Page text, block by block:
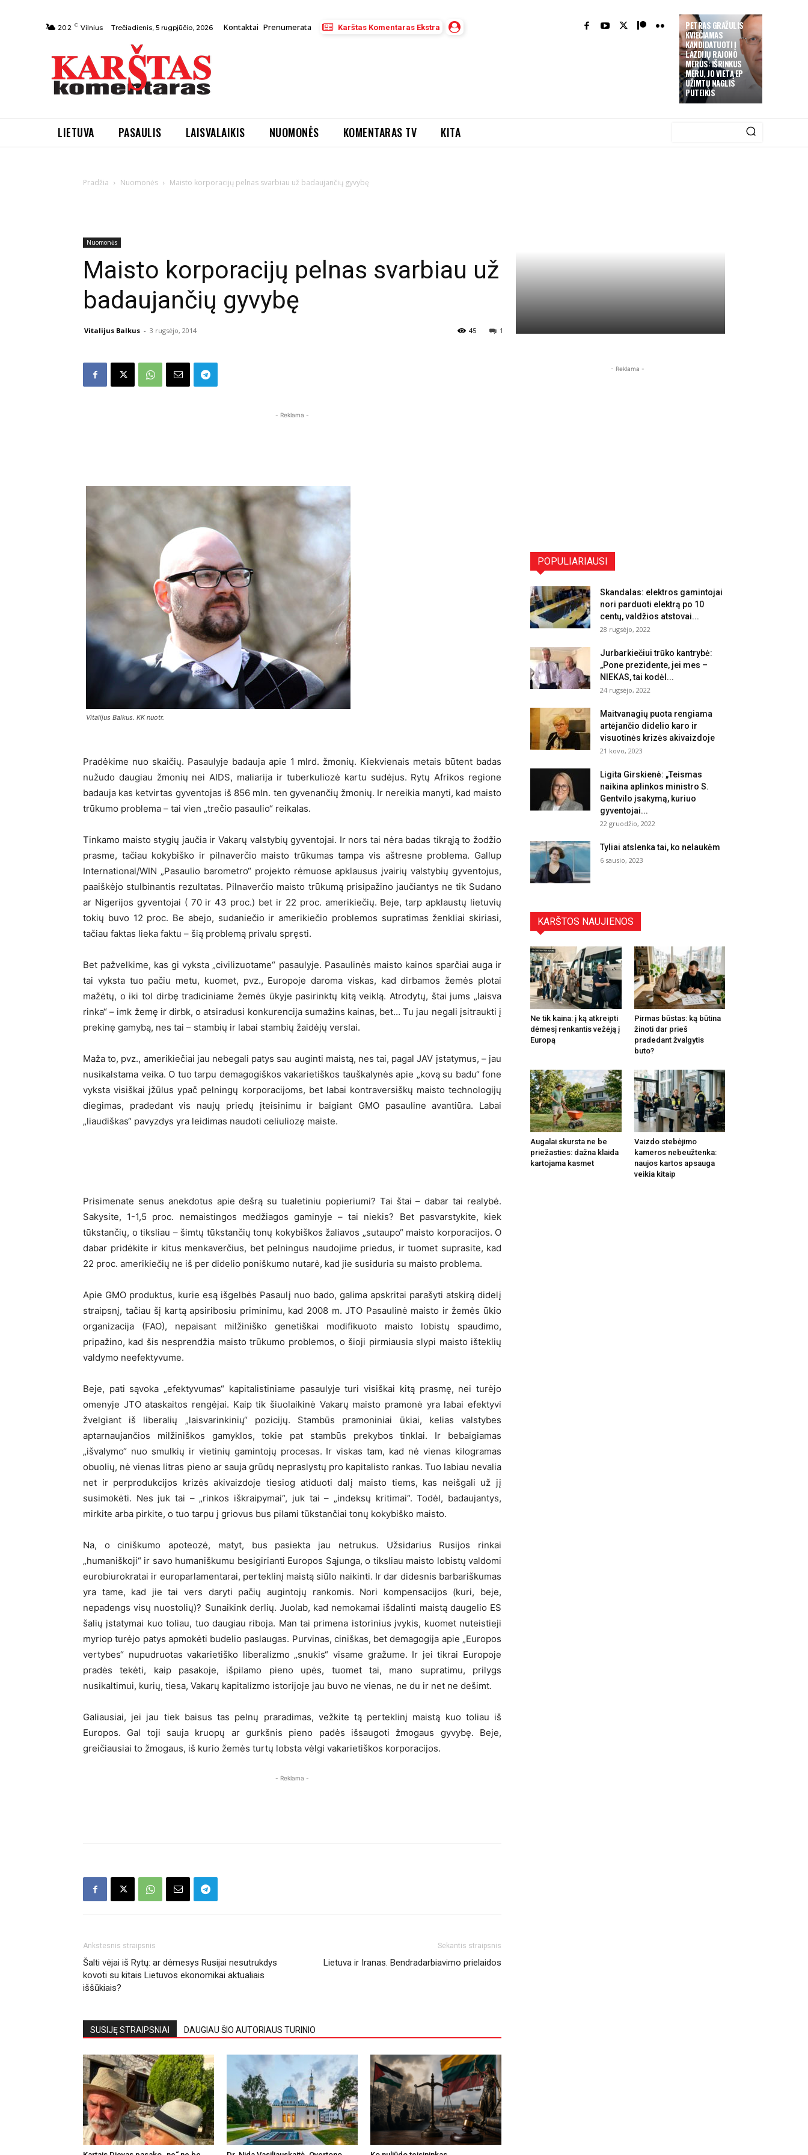
PETRAS GRAŽULIS
KVIEČIAMAS
KANDIDATUOTI Į
LAZDIJŲ RAJONO
MERUS: IŠRINKUS
MERU, JO VIETĄ EP
UŽIMTŲ NAGLIS
PUTEIKIS
20.2 C Vilnius Trečiadienis, 5 rugpjūčio, 2026 Kontaktai Prenumerata Karštas Komentaras Ekstra
LIETUVA PASAULIS LAISVALAIKIS NUOMONĖS KOMENTARAS TV KITA
Pradžia Nuomonės Maisto korporacijų pelnas svarbiau už badaujančių gyvybę
Nuomonės
Maisto korporacijų pelnas svarbiau už
badaujančių gyvybę
Vitalijus Balkus - 3 rugsėjo, 2014 1
45
- Reklama -
Vitalijus Balkus. KK nuotr.
Pradėkime nuo skaičių. Pasaulyje badauja apie 1 mlrd. žmonių. Kiekvienais metais būtent badas
nužudo daugiau žmonių nei AIDS, maliarija ir tuberkuliozė kartu sudėjus. Rytų Afrikos regione
badauja kas ketvirtas gyventojas iš 856 mln. ten gyvenančių žmonių. Ir nereikia manyti, kad maisto
trūkumo problema – tai vien „trečio pasaulio“ reikalas.
Tinkamo maisto stygių jaučia ir Vakarų valstybių gyventojai. Ir nors tai nėra badas tikrąją to žodžio
prasme, tačiau kokybiško ir pilnaverčio maisto trūkumas tampa vis aštresne problema. Gallup
International/WIN „Pasaulio barometro“ projekto rėmuose apklausus įvairių valstybių gyventojus,
paaiškėjo stulbinantis rezultatas. Pilnaverčio maisto trūkumą prisipažino jaučiantys ne tik Sudano
ar Nigerijos gyventojai ( 70 ir 43 proc.) bet ir 22 proc. amerikiečių. Beje, tarp apklaustų lietuvių
tokių buvo 12 proc. Be abejo, sudaniečio ir amerikiečio problemos supratimas ženkliai skiriasi,
tačiau faktas lieka faktu – šią problemą privalu spręsti.
Bet pažvelkime, kas gi vyksta „civilizuotame“ pasaulyje. Pasaulinės maisto kainos sparčiai auga ir
tai vyksta tuo pačiu metu, kuomet, pvz., Europoje daroma viskas, kad dirbamos žemės plotai
mažėtų, o iki tol dirbę tradiciniame žemės ūkyje pasirinktų kitą veiklą. Atrodytų, štai jums „laisva
rinka“ – imk žemę ir dirbk, o atsiradusi konkurencija sumažins kainas, bet… Tu jau negali įsitraukti į
prekinę gamybą, nes tai – stambių ir labai stambių žaidėjų verslai.
Maža to, pvz., amerikiečiai jau nebegali patys sau auginti maistą, nes tai, pagal JAV įstatymus, – jau
nusikalstama veika. O tuo tarpu demagogiškos vakarietiškos tauškalynės apie „kovą su badu“ fone
vyksta visiškai įžūlus ypač pelningų korporacijoms, bet labai kontraversiškų maisto technologijų
diegimas, pradedant vis naujų priedų įteisinimu ir baigiant GMO pasauline avantiūra. Labai
„liaudiškas“ pavyzdys yra leidimas naudoti celiuliozę maiste.
Prisimenate senus anekdotus apie dešrą su tualetiniu popieriumi? Tai štai – dabar tai realybė.
Sakysite, 1-1,5 proc. nemaistingos medžiagos gaminyje – tai niekis? Bet pasvarstykite, kiek
tūkstančių, o tiksliau – šimtų tūkstančių tonų kokybiškos žaliavos „sutaupo“ maisto korporacijos. O
dabar pridėkite ir kitus menkaverčius, bet pelningus naudojime priedus, ir tuomet suprasite, kad
22 proc. amerikiečių ne iš per didelio poniškumo nutarė, kad jie susiduria su maisto problema.
Apie GMO produktus, kurie esą išgelbės Pasaulį nuo bado, galima apskritai parašyti atskirą didelį
straipsnį, tačiau šį kartą apsiribosiu priminimu, kad 2008 m. JTO Pasaulinė maisto ir žemės ūkio
organizacija (FAO), nepaisant milžiniško genetiškai modifikuoto maisto lobistų spaudimo,
pripažino, kad šis nesprendžia maisto trūkumo problemos, o šioji pirmiausia slypi maisto išteklių
valdymo neefektyvume.
Beje, pati sąvoka „efektyvumas“ kapitalistiniame pasaulyje turi visiškai kitą prasmę, nei turėjo
omenyje JTO ataskaitos rengėjai. Kaip tik šiuolaikinė Vakarų maisto pramonė yra labai efektyvi
žvelgiant iš liberalių „laisvarinkinių“ pozicijų. Stambūs pramoniniai ūkiai, kelias valstybes
aptarnaujančios milžiniškos gamyklos, tokie pat stambūs prekybos tinklai. Ir bebaigiamas
„išvalymo“ nuo smulkių ir vietinių gamintojų procesas. Ir viskas tam, kad nė vienas kilogramas
obuolių, nė vienas litras pieno ar sauja grūdų nepraslystų pro kapitalisto rankas. Tuo labiau nevalia
net ir perprodukcijos krizės akivaizdoje tiesiog atiduoti dalį maisto tiems, kas neišgali už jį
susimokėti. Nes juk tai – „rinkos iškraipymai“, juk tai – „indeksų kritimai“. Todėl, badaujantys,
mirkite arba pirkite, o tuo tarpu į griovus bus pilami tūkstančiai tonų kokybiško maisto.
Na, o ciniškumo apoteozė, matyt, bus pasiekta jau netrukus. Užsidarius Rusijos rinkai
„humaniškoji“ ir savo humaniškumu besigirianti Europos Sąjunga, o tiksliau maisto lobistų valdomi
eurobiurokratai ir europarlamentarai, perteklinį maistą siūlo naikinti. Ir dar didesnis barbariškumas
yra tame, kad jie tai vers daryti pačių augintojų rankomis. Nori kompensacijos (kuri, beje,
nepadengs visų nuostolių)? Sunaikink derlių. Juolab, kad nemokamai išdalinti maistą daugelio ES
šalių įstatymai kuo toliau, tuo daugiau riboja. Man tai primena istorinius įvykis, kuomet nuteistieji
myriop turėjo patys apmokėti budelio paslaugas. Purvinas, ciniškas, bet demagogija apie „Europos
vertybes“ nupudruotas vakarietiško liberalizmo „snukis“ visame gražume. Ir jei tikrai Europoje
pradės tekėti, kaip pasakoje, išpilamo pieno upės, tuomet tai, mano supratimu, prilygs
nusikaltimui, kurių, tiesa, Vakarų kapitalizmo istorijoje jau buvo ne vienas, ne du ir net ne dešimt.
Galiausiai, jei jau tiek baisus tas pelnų praradimas, vežkite tą perteklinį maistą kuo toliau iš
Europos. Gal toji sauja kruopų ar gurkšnis pieno padės išsaugoti žmogaus gyvybę. Beje,
greičiausiai to žmogaus, iš kurio žemės turtų lobsta vėlgi vakarietiškos korporacijos.
- Reklama -
Ankstesnis straipsnis
Šalti vėjai iš Rytų: ar dėmesys Rusijai nesutrukdys
kovoti su kitais Lietuvos ekonomikai aktualiais
iššūkiais?
Sekantis straipsnis
Lietuva ir Iranas. Bendradarbiavimo prielaidos
SUSIJĘ STRAIPSNIAI DAUGIAU ŠIO AUTORIAUS TURINIO
- Reklama -
POPULIARIAUSI
Skandalas: elektros gamintojai
nori parduoti elektrą po 10
centų, valdžios atstovai...
28 rugsėjo, 2022
Jurbarkiečiui trūko kantrybė:
„Pone prezidente, jei mes –
NIEKAS, tai kodėl...
24 rugsėjo, 2022
Maitvanagių puota rengiama
artėjančio didelio karo ir
visuotinės krizės akivaizdoje
21 kovo, 2023
Ligita Girskienė: „Teismas
naikina aplinkos ministro S.
Gentvilo įsakymą, kuriuo
gyventojai...
22 gruodžio, 2022
Tyliai atslenka tai, ko nelaukėm
6 sausio, 2023
KARŠTOS NAUJIENOS
Ne tik kaina: į ką atkreipti
dėmesį renkantis vežėją į
Europą
Pirmas būstas: ką būtina
žinoti dar prieš
pradedant žvalgytis
buto?
Augalai skursta ne be
priežasties: dažna klaida
kartojama kasmet
Vaizdo stebėjimo
kameros nebeužtenka:
naujos kartos apsauga
veikia kitaip